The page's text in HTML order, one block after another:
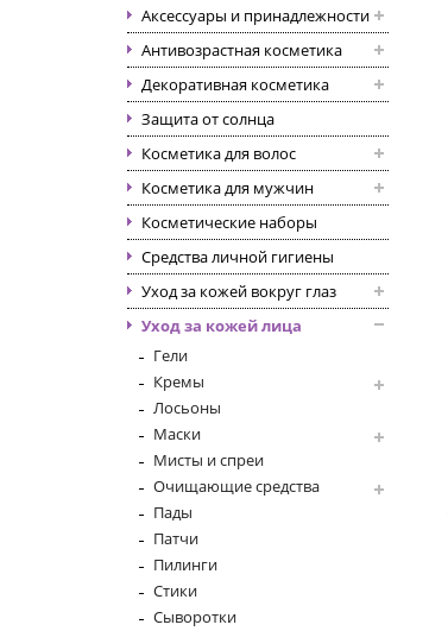
Аксессуары и принадлежности
Антивозрастная косметика
Декоративная косметика
Защита от солнца
Косметика для волос
Косметика для мужчин
Косметические наборы
Средства личной гигиены
Уход за кожей вокруг глаз
Уход за кожей лица
Гели
Кремы
Лосьоны
Маски
Мисты и спреи
Очищающие средства
Пады
Патчи
Пилинги
Стики
Сыворотки